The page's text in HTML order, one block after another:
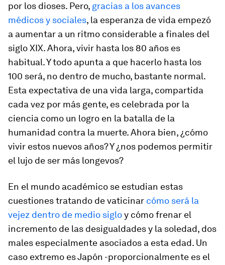
por los dioses. Pero, gracias a los avances
médicos y sociales, la esperanza de vida empezó
a aumentar a un ritmo considerable a finales del
siglo XIX. Ahora, vivir hasta los 80 años es
habitual. Y todo apunta a que hacerlo hasta los
100 será, no dentro de mucho, bastante normal.
Esta expectativa de una vida larga, compartida
cada vez por más gente, es celebrada por la
ciencia como un logro en la batalla de la
humanidad contra la muerte. Ahora bien, ¿cómo
vivir estos nuevos años? Y ¿nos podemos permitir
el lujo de ser más longevos?
En el mundo académico se estudian estas
cuestiones tratando de vaticinar cómo será la
vejez dentro de medio sigloy cómo frenar el
incremento de las desigualdades y la soledad, dos
males especialmente asociados a esta edad. Un
caso extremo es Japón -proporcionalmente es el